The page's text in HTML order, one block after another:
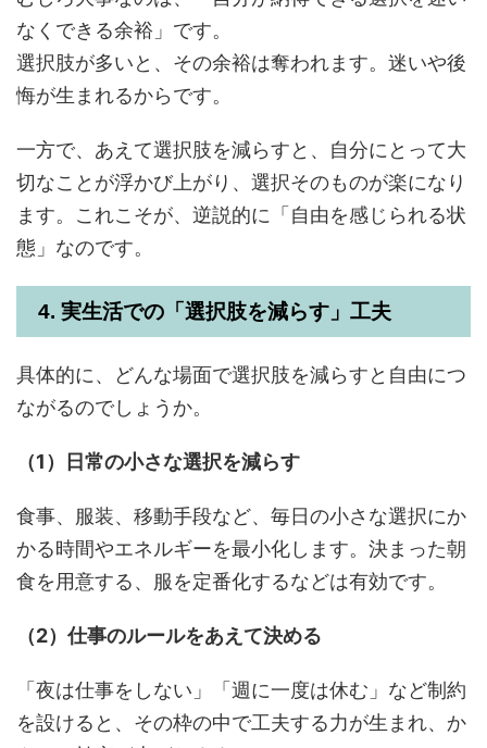
なくできる余裕」です。
選択肢が多いと、その余裕は奪われます。迷いや後
悔が生まれるからです。
一方で、あえて選択肢を減らすと、自分にとって大
切なことが浮かび上がり、選択そのものが楽になり
ます。これこそが、逆説的に「自由を感じられる状
態」なのです。
4. 実生活での「選択肢を減らす」工夫
具体的に、どんな場面で選択肢を減らすと自由につ
ながるのでしょうか。
（1）日常の小さな選択を減らす
食事、服装、移動手段など、毎日の小さな選択にか
かる時間やエネルギーを最小化します。決まった朝
食を用意する、服を定番化するなどは有効です。
（2）仕事のルールをあえて決める
「夜は仕事をしない」「週に一度は休む」など制約
を設けると、その枠の中で工夫する力が生まれ、か